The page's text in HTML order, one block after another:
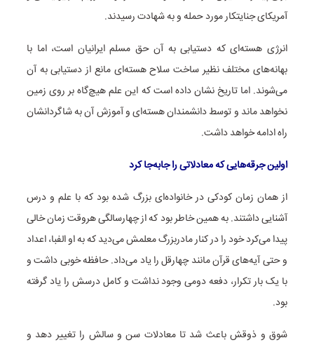
آمریکای جنایتکار مورد حمله و به شهادت رسیدند.
انرژی هسته‌ای که دستیابی به آن حق مسلم ایرانیان است، اما با
بهانه‌های مختلف نظیر ساخت سلاح هسته‌ای مانع از دستیابی به آن
می‌شوند. اما تاریخ نشان داده است که این علم هیچ‌گاه بر روی زمین
نخواهد ماند و توسط دانشمندان هسته‌ای و آموزش آن به شاگردانشان
راه ادامه خواهد داشت.
اولین جرقه‌هایی که معادلاتی را جابه‌جا کرد
از همان زمان کودکی در خانواده‌ای بزرگ شده بود که با علم و درس
آشنایی داشتند. به همین خاطر بود که از چهارسالگی هروقت زمان خالی
پیدا می‌کرد خود را در کنار مادربزرگ معلمش می‌دید که به او الفبا، اعداد
و حتی آیه‌های قرآن مانند چهارقل را یاد می‌داد. حافظه خوبی داشت و
با یک بار تکرار، دفعه دومی وجود نداشت و کامل درسش را یاد گرفته
بود.
شوق و ذوقش باعث شد تا معادلات سن و سالش را تغییر دهد و